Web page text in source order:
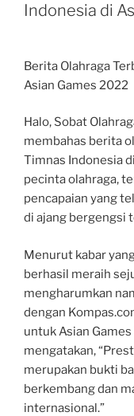
Indonesia di
Berita Olahraga
Asian Games 2022
Halo, Sobat
membahas berita
Timnas Indonesia
pecinta olahraga,
pencapaian yang
di ajang bergengsi
Menurut kabar
berhasil meraih
mengharumkan
dengan
untuk Asian
mengatakan,
merupakan bukti
berkembang dan
internasional.”